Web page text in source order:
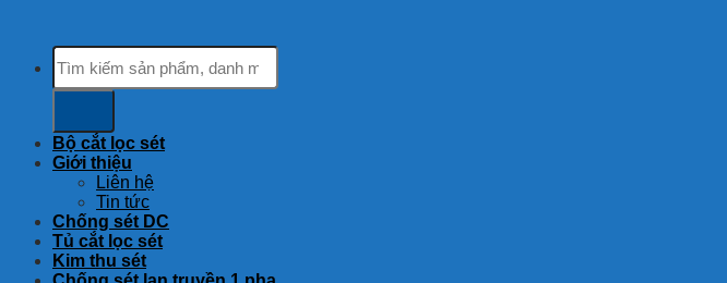
Tìm
kiếm:
Bộ cắt lọc sét
Giới thiệu
Liên hệ
Tin tức
Chống sét DC
Tủ cắt lọc sét
Kim thu sét